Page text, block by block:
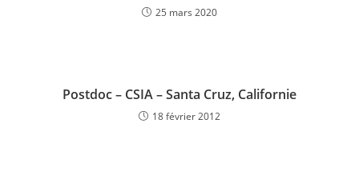
25 mars 2020
Postdoc – CSIA – Santa Cruz, Californie
18 février 2012